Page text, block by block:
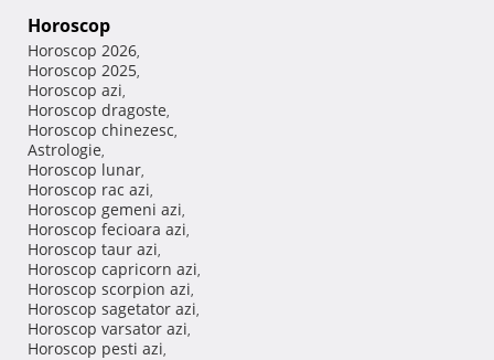
Horoscop
Horoscop 2026,
Horoscop 2025,
Horoscop azi,
Horoscop dragoste,
Horoscop chinezesc,
Astrologie,
Horoscop lunar,
Horoscop rac azi,
Horoscop gemeni azi,
Horoscop fecioara azi,
Horoscop taur azi,
Horoscop capricorn azi,
Horoscop scorpion azi,
Horoscop sagetator azi,
Horoscop varsator azi,
Horoscop pesti azi,